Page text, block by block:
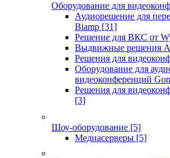
Оборудование для
Аудиорешение для
Biamp [31]
Решение для ВКС от
Выдвижные решения
Решения для
Оборудование для
видеоконференций
Решения для
[3]
Шоу-оборудование [5]
Медиасерверы [5]